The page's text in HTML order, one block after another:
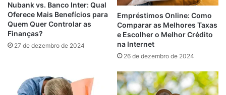
Nubank vs. Banco Inter: Qual
Oferece Mais Benefícios para
Quem Quer Controlar as
Finanças?
27 de dezembro de 2024
Empréstimos Online: Como
Comparar as Melhores Taxas
e Escolher o Melhor Crédito
na Internet
26 de dezembro de 2024